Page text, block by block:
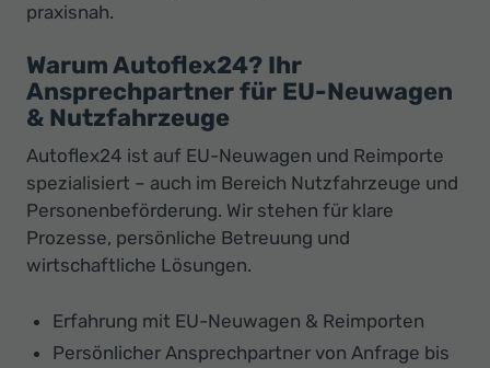
praxisnah.
Warum Autoflex24? Ihr
Ansprechpartner für EU-Neuwagen
& Nutzfahrzeuge
Autoflex24 ist auf EU-Neuwagen und Reimporte
spezialisiert – auch im Bereich Nutzfahrzeuge und
Personenbeförderung. Wir stehen für klare
Prozesse, persönliche Betreuung und
wirtschaftliche Lösungen.
Erfahrung mit EU-Neuwagen & Reimporten
Persönlicher Ansprechpartner von Anfrage bis